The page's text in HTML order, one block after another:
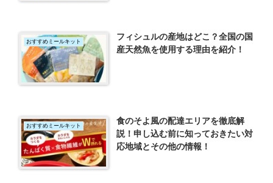
おすすめミールキット
フィシュルの産地はどこ？全国の国
産天然魚を使用する理由を紹介！
おすすめミールキット
食のそよ風の配達エリアを徹底解
説！申し込む前に知っておきたい対
応地域とその他の情報！